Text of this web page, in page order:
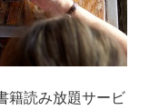
読み放題サービ